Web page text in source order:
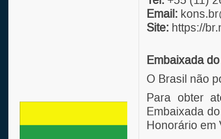
Email:
Site: https://
Embaixada
O Brasil não
Para obter
Embaixada
Honorário em